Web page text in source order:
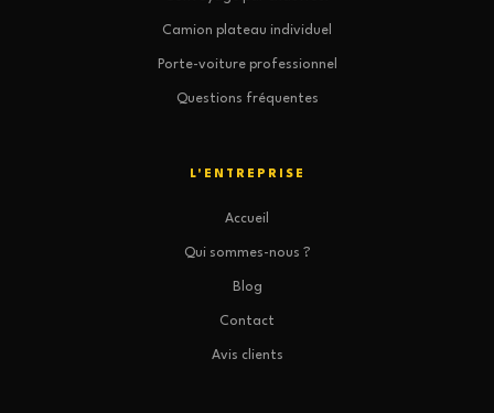
Camion plateau individuel
Porte-voiture professionnel
Questions fréquentes
L'ENTREPRISE
Accueil
Qui sommes-nous ?
Blog
Contact
Avis clients